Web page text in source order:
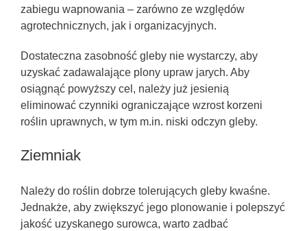
zabiegu wapnowania – zarówno ze względów
agrotechnicznych, jak i organizacyjnych.
Dostateczna zasobność gleby nie wystarczy, aby
uzyskać zadawalające plony upraw jarych. Aby
osiągnąć powyższy cel, należy już jesienią
eliminować czynniki ograniczające wzrost korzeni
roślin uprawnych, w tym m.in. niski odczyn gleby.
Ziemniak
Należy do roślin dobrze tolerujących gleby kwaśne.
Jednakże, aby zwiększyć jego plonowanie i polepszyć
jakość uzyskanego surowca, warto zadbać